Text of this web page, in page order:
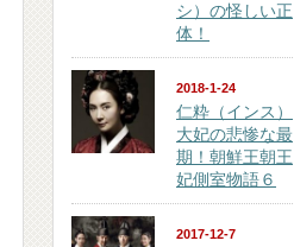
シ）の怪しい正
体！
2018-1-24
仁粋（インス）
大妃の悲惨な最
期！朝鮮王朝王
妃側室物語６
2017-12-7